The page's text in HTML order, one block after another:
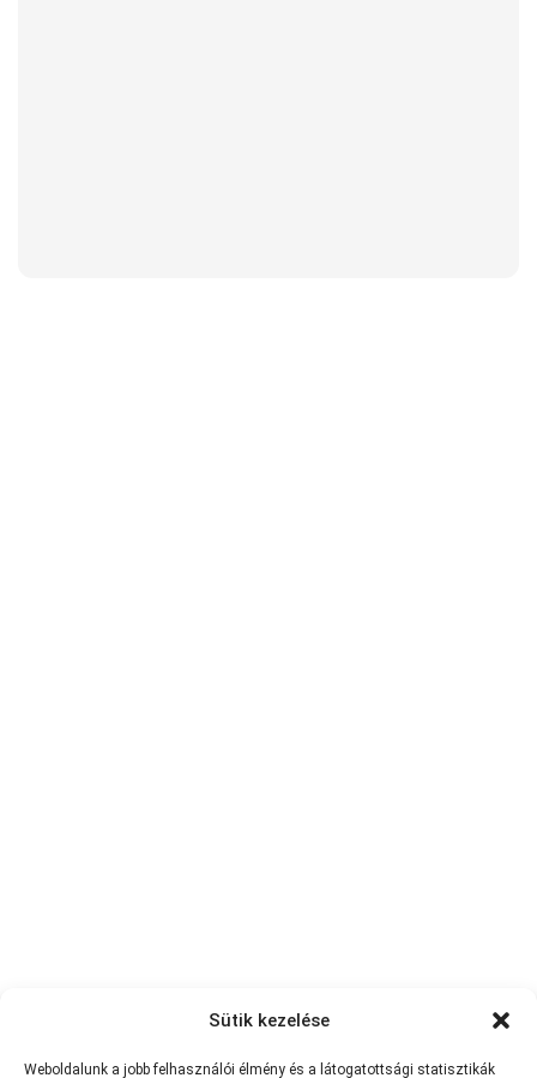
Sütik kezelése
Weboldalunk a jobb felhasználói élmény és a látogatottsági statisztikák